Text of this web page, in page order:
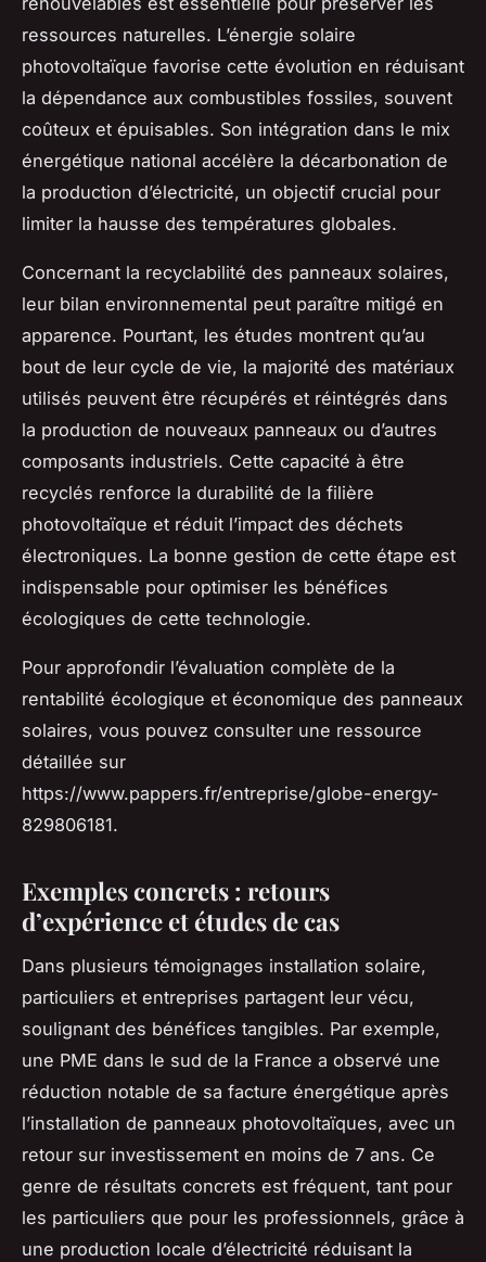
ressources naturelles. L’énergie solaire
photovoltaïque favorise cette évolution en réduisant
la dépendance aux combustibles fossiles, souvent
coûteux et épuisables. Son intégration dans le mix
énergétique national accélère la décarbonation de
la production d’électricité, un objectif crucial pour
limiter la hausse des températures globales.
Concernant la recyclabilité des panneaux solaires,
leur bilan environnemental peut paraître mitigé en
apparence. Pourtant, les études montrent qu’au
bout de leur cycle de vie, la majorité des matériaux
utilisés peuvent être récupérés et réintégrés dans
la production de nouveaux panneaux ou d’autres
composants industriels. Cette capacité à être
recyclés renforce la durabilité de la filière
photovoltaïque et réduit l’impact des déchets
électroniques. La bonne gestion de cette étape est
indispensable pour optimiser les bénéfices
écologiques de cette technologie.
Pour approfondir l’évaluation complète de la
rentabilité écologique et économique des panneaux
solaires, vous pouvez consulter une ressource
détaillée sur
https://www.pappers.fr/entreprise/globe-energy-
829806181.
Exemples concrets : retours
d’expérience et études de cas
Dans plusieurs témoignages installation solaire,
particuliers et entreprises partagent leur vécu,
soulignant des bénéfices tangibles. Par exemple,
une PME dans le sud de la France a observé une
réduction notable de sa facture énergétique après
l’installation de panneaux photovoltaïques, avec un
retour sur investissement en moins de 7 ans. Ce
genre de résultats concrets est fréquent, tant pour
les particuliers que pour les professionnels, grâce à
une production locale d’électricité réduisant la